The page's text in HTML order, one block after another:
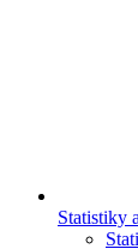
Statistiky